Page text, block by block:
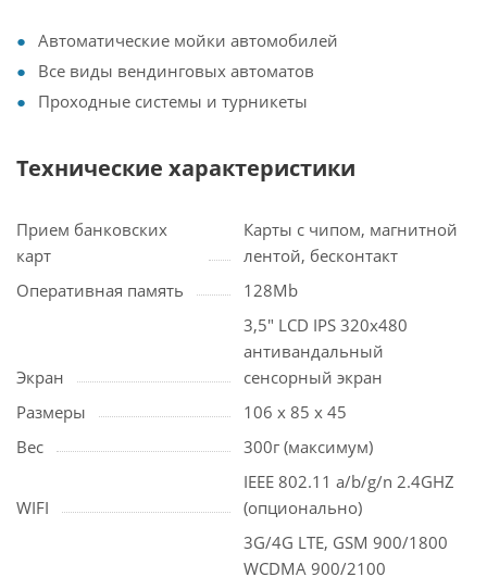
Автоматические мойки автомобилей
Все виды вендинговых автоматов
Проходные системы и турникеты
Технические характеристики
Прием банковских
карт
Карты с чипом, магнитной
лентой, бесконтакт
Оперативная память
128Mb
Экран
3,5" LCD IPS 320х480
антивандальный
сенсорный экран
Размеры
106 x 85 x 45
Вес
300г (максимум)
WIFI
IEEE 802.11 a/b/g/n 2.4GHZ
(опционально)
3G/4G LTE, GSM 900/1800
WCDMA 900/2100